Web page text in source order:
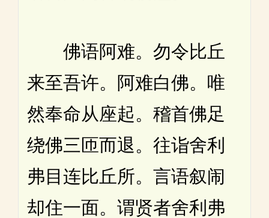
佛语阿难。勿令比丘
来至吾许。阿难白佛。唯
然奉命从座起。稽首佛足
绕佛三匝而退。往诣舍利
弗目连比丘所。言语叙闹
却住一面。谓贤者舍利弗